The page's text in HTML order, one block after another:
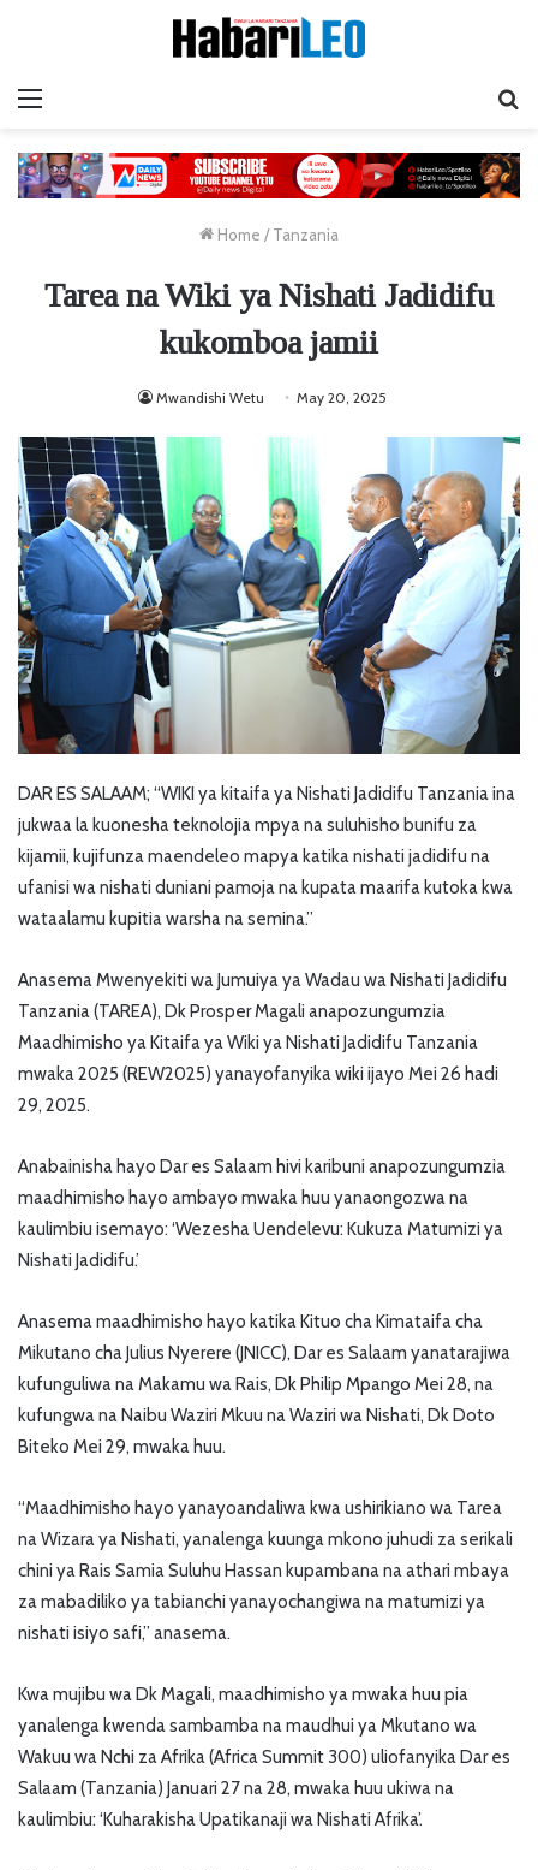
Home / Tanzania
Tarea na Wiki ya Nishati Jadidifu
kukomboa jamii
Mwandishi Wetu May 20, 2025
DAR ES SALAAM; “WIKI ya kitaifa ya Nishati Jadidifu Tanzania ina
jukwaa la kuonesha teknolojia mpya na suluhisho bunifu za
kijamii, kujifunza maendeleo mapya katika nishati jadidifu na
ufanisi wa nishati duniani pamoja na kupata maarifa kutoka kwa
wataalamu kupitia warsha na semina.”
Anasema Mwenyekiti wa Jumuiya ya Wadau wa Nishati Jadidifu
Tanzania (TAREA), Dk Prosper Magali anapozungumzia
Maadhimisho ya Kitaifa ya Wiki ya Nishati Jadidifu Tanzania
mwaka 2025 (REW2025) yanayofanyika wiki ijayo Mei 26 hadi
29, 2025.
Anabainisha hayo Dar es Salaam hivi karibuni anapozungumzia
maadhimisho hayo ambayo mwaka huu yanaongozwa na
kaulimbiu isemayo: ‘Wezesha Uendelevu: Kukuza Matumizi ya
Nishati Jadidifu.’
Anasema maadhimisho hayo katika Kituo cha Kimataifa cha
Mikutano cha Julius Nyerere (JNICC), Dar es Salaam yanatarajiwa
kufunguliwa na Makamu wa Rais, Dk Philip Mpango Mei 28, na
kufungwa na Naibu Waziri Mkuu na Waziri wa Nishati, Dk Doto
Biteko Mei 29, mwaka huu.
“Maadhimisho hayo yanayoandaliwa kwa ushirikiano wa Tarea
na Wizara ya Nishati, yanalenga kuunga mkono juhudi za serikali
chini ya Rais Samia Suluhu Hassan kupambana na athari mbaya
za mabadiliko ya tabianchi yanayochangiwa na matumizi ya
nishati isiyo safi,” anasema.
Kwa mujibu wa Dk Magali, maadhimisho ya mwaka huu pia
yanalenga kwenda sambamba na maudhui ya Mkutano wa
Wakuu wa Nchi za Afrika (Africa Summit 300) uliofanyika Dar es
Salaam (Tanzania) Januari 27 na 28, mwaka huu ukiwa na
kaulimbiu: ‘Kuharakisha Upatikanaji wa Nishati Afrika’.